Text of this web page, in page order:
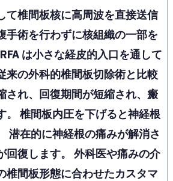
て椎間板核に高周波を直接送信
手術を行わずに核組織の一部を
は小さな経皮的入口を通して
来の外科的椎間板切除術と比較
され、 回復期間が短縮され、瘢
。 椎間板内圧を下げると神経根
潜在的に神経根の痛みが解消さ
回復します。 外科医や痛みの介
椎間板形態に合わせたカスタマ